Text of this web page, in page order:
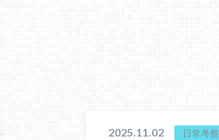
2025.11.02 日常考察